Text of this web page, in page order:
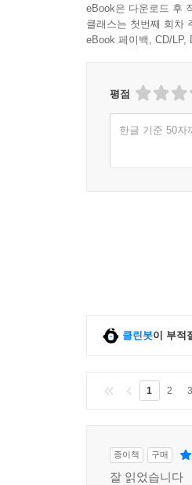
eBook은 다운로드 후
클래스는 첫번째 회차
eBook 페이백, CD/
평점
한글 기준 50자
클린봇이 부적
1 2 3
종이책 구매
잘 읽었습니다